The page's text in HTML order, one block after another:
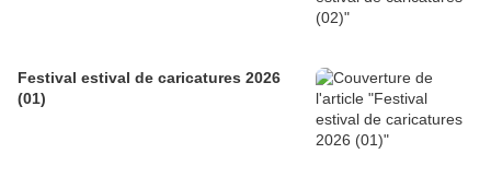
Festival estival de caricatures 2026
(01)